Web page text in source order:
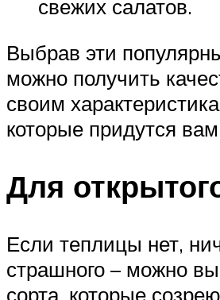
свежих салатов.
Выбрав эти
можно получить
своим
которые придутся
Для
Если теплицы нет,
страшного – можно
сорта, которые